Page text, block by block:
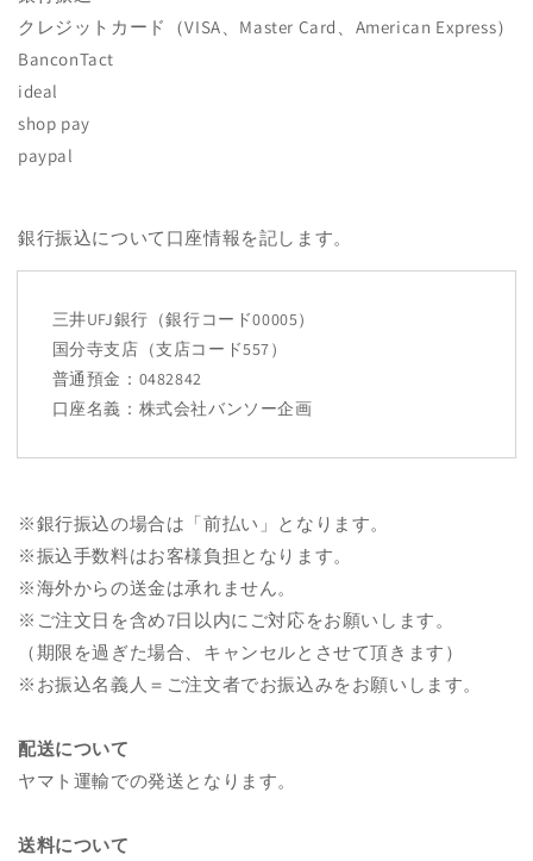
クレジットカード（VISA、Master Card、American Express）
BanconTact
ideal
shop pay
paypal
銀行振込について口座情報を記します。
三井UFJ銀行（銀行コード00005）
国分寺支店（支店コード557）
普通預金：0482842
口座名義：株式会社バンソー企画
※銀行振込の場合は「前払い」となります。
※振込手数料はお客様負担となります。
※海外からの送金は承れません。
※ご注文日を含め7日以内にご対応をお願いします。
（期限を過ぎた場合、キャンセルとさせて頂きます）
※お振込名義人＝ご注文者でお振込みをお願いします。
配送について
ヤマト運輸での発送となります。
送料について